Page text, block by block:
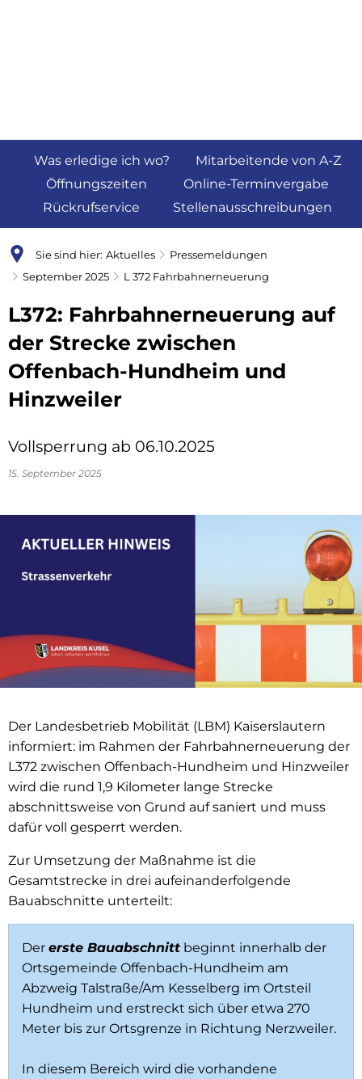
Was erledige ich wo?
Mitarbeitende von A-Z
Öffnungszeiten
Online-Terminvergabe
Rückrufservice
Stellenausschreibungen
Sie sind hier: Aktuelles
Pressemeldungen
September 2025
L 372 Fahrbahnerneuerung
L372: Fahrbahnerneuerung auf
der Strecke zwischen
Offenbach-Hundheim und
Hinzweiler
Vollsperrung ab 06.10.2025
15. September 2025
Der Landesbetrieb Mobilität (LBM) Kaiserslautern
informiert: im Rahmen der Fahrbahnerneuerung der
L372 zwischen Offenbach-Hundheim und Hinzweiler
wird die rund 1,9 Kilometer lange Strecke
abschnittsweise von Grund auf saniert und muss
dafür voll gesperrt werden.
Zur Umsetzung der Maßnahme ist die
Gesamtstrecke in drei aufeinanderfolgende
Bauabschnitte unterteilt:
Der erste Bauabschnitt beginnt innerhalb der
Ortsgemeinde Offenbach-Hundheim am
Abzweig Talstraße/Am Kesselberg im Ortsteil
Hundheim und erstreckt sich über etwa 270
Meter bis zur Ortsgrenze in Richtung Nerzweiler.
In diesem Bereich wird die vorhandene